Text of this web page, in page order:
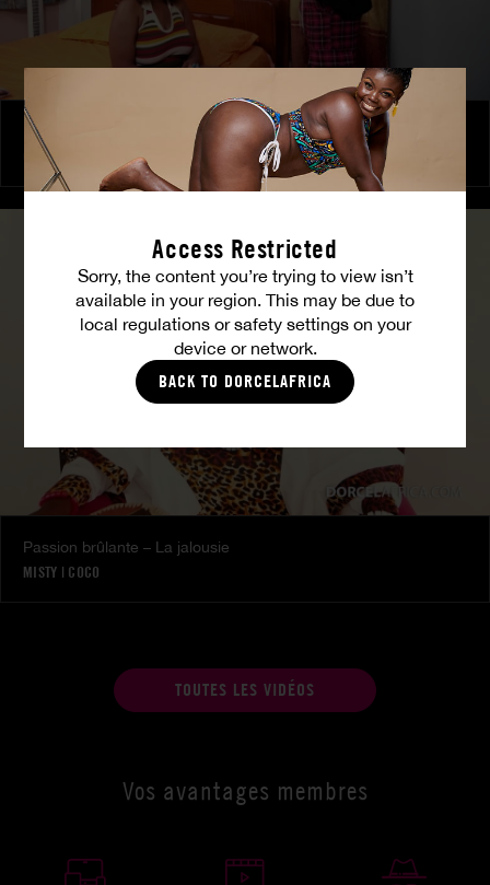
Access Restricted
Sorry, the content you’re trying to view isn’t
available in your region. This may be due to
local regulations or safety settings on your
device or network.
BACK TO DORCELAFRICA
Le Club des Affranchis – Jeux de pouvoir
COCO
Passion brûlante – La jalousie
MISTY | COCO
TOUTES LES VIDÉOS
Vos avantages membres